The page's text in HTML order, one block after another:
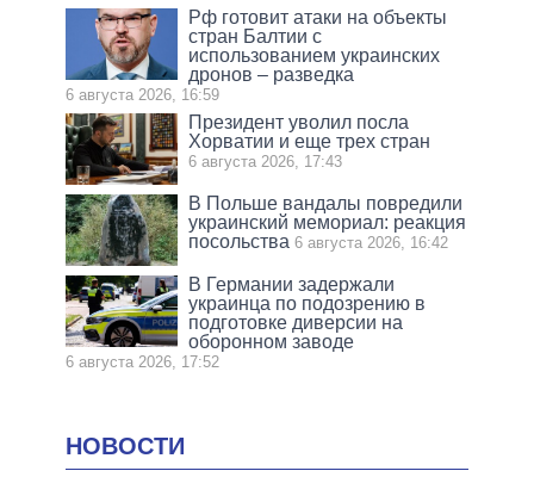
Рф готовит атаки на объекты
стран Балтии с
использованием украинских
дронов – разведка
6 августа 2026, 16:59
Президент уволил посла
Хорватии и еще трех стран
6 августа 2026, 17:43
В Польше вандалы повредили
украинский мемориал: реакция
посольства 6 августа 2026, 16:42
В Германии задержали
украинца по подозрению в
подготовке диверсии на
оборонном заводе
6 августа 2026, 17:52
НОВОСТИ